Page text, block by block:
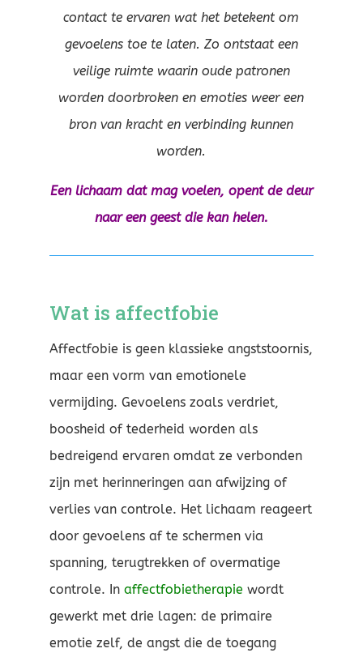
contact te ervaren wat het betekent om
gevoelens toe te laten. Zo ontstaat een
veilige ruimte waarin oude patronen
worden doorbroken en emoties weer een
bron van kracht en verbinding kunnen
worden.
Een lichaam dat mag voelen, opent de deur
naar een geest die kan helen.
Wat is affectfobie
Affectfobie is geen klassieke angststoornis,
maar een vorm van emotionele
vermijding. Gevoelens zoals verdriet,
boosheid of tederheid worden als
bedreigend ervaren omdat ze verbonden
zijn met herinneringen aan afwijzing of
verlies van controle. Het lichaam reageert
door gevoelens af te schermen via
spanning, terugtrekken of overmatige
controle. In affectfobietherapie wordt
gewerkt met drie lagen: de primaire
emotie zelf, de angst die de toegang